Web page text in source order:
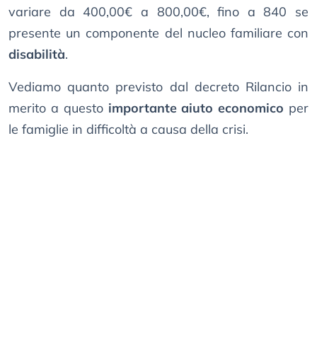
variare da 400,00€ a 800,00€, fino a 840 se
presente un componente del nucleo familiare con
disabilità.
Vediamo quanto previsto dal decreto Rilancio in
merito a questo importante aiuto economico per
le famiglie in difficoltà a causa della crisi.